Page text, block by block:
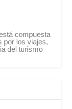
compuesta
por los viajes,
del turismo